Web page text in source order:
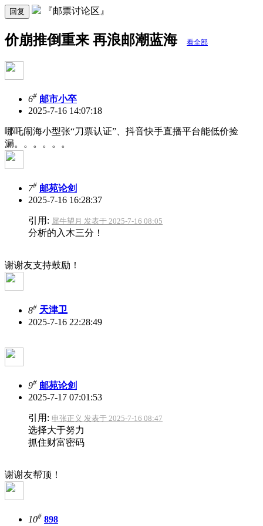
回复 『邮票讨论区』
价崩推倒重来 再浪邮潮蓝海 看全部
6# 邮市小卒
2025-7-16 14:07:18
哪吒闹海小型张“刀票认证”、抖音快手直播平台能低价捡
漏。。。。。。
7# 邮苑论剑
2025-7-16 16:28:37
引用: 犀牛望月 发表于 2025-7-16 08:05
分析的入木三分！
谢谢友支持鼓励！
8# 天津卫
2025-7-16 22:28:49
9# 邮苑论剑
2025-7-17 07:01:53
引用: 申张正义 发表于 2025-7-16 08:47
选择大于努力
抓住财富密码
谢谢友帮顶！
10# 898